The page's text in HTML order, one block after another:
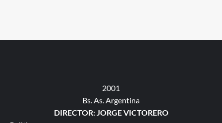
2001
Bs. As. Argentina
DIRECTOR: JORGE VICTORERO